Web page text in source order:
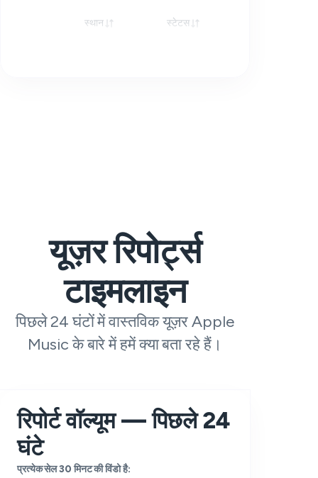
स्थान स्टेटस
यूज़र रिपोर्ट्स
टाइमलाइन
पिछले 24 घंटों में वास्तविक यूज़र Apple
Music के बारे में हमें क्या बता रहे हैं।
रिपोर्ट वॉल्यूम — पिछले 24
घंटे
प्रत्येक सेल 30 मिनट की विंडो है: